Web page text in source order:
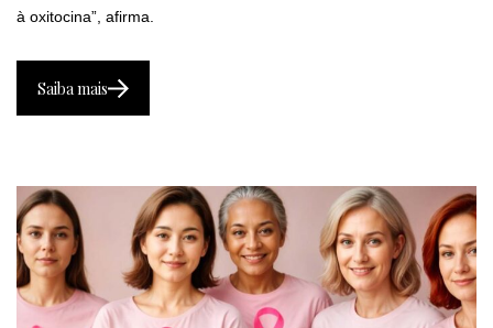
à oxitocina”, afirma.
Saiba mais